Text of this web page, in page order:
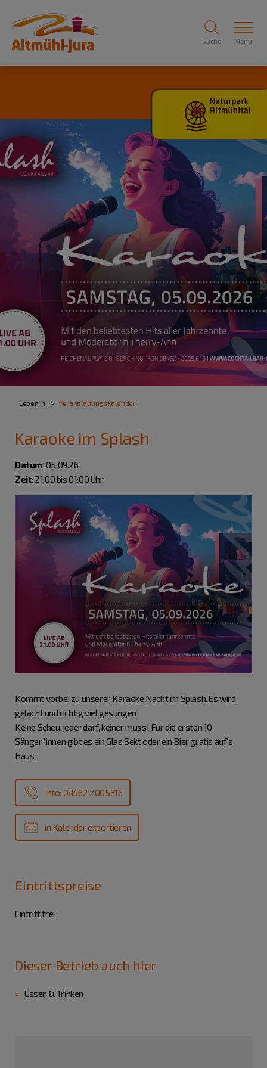
Suche Menü
Leben in... Veranstaltungskalender
Karaoke im Splash
Datum: 05.09.26
Zeit: 21:00 bis 01:00 Uhr
Kommt vorbei zu unserer Karaoke Nacht im Splash. Es wird
gelacht und richtig viel gesungen!
Keine Scheu, jeder darf, keiner muss! Für die ersten 10
Sänger*innen gibt es ein Glas Sekt oder ein Bier gratis auf's
Haus.
Info: 08462 2005616
in Kalender exportieren
Eintrittspreise
Eintritt frei
Dieser Betrieb auch hier
Essen & Trinken